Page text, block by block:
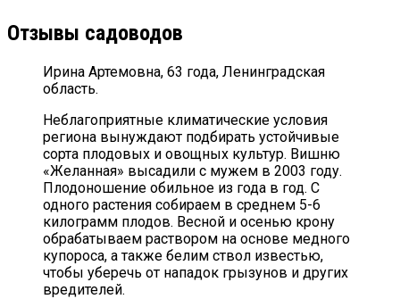
Отзывы садоводов
Ирина Артемовна, 63 года, Ленинградская
область.
Неблагоприятные климатические условия
региона вынуждают подбирать устойчивые
сорта плодовых и овощных культур. Вишню
«Желанная» высадили с мужем в 2003 году.
Плодоношение обильное из года в год. С
одного растения собираем в среднем 5-6
килограмм плодов. Весной и осенью крону
обрабатываем раствором на основе медного
купороса, а также белим ствол известью,
чтобы уберечь от нападок грызунов и других
вредителей.